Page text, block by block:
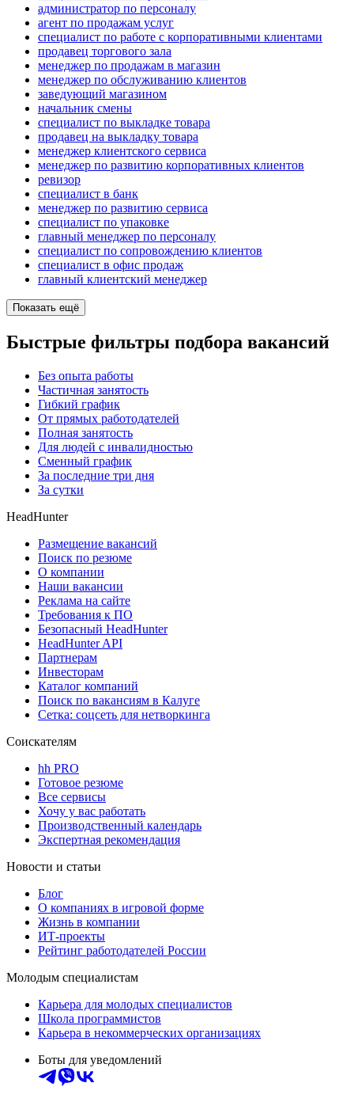
администратор по персоналу
агент по продажам услуг
специалист по работе с корпоративными клиентами
продавец торгового зала
менеджер по продажам в магазин
менеджер по обслуживанию клиентов
заведующий магазином
начальник смены
специалист по выкладке товара
продавец на выкладку товара
менеджер клиентского сервиса
менеджер по развитию корпоративных клиентов
ревизор
специалист в банк
менеджер по развитию сервиса
специалист по упаковке
главный менеджер по персоналу
специалист по сопровождению клиентов
специалист в офис продаж
главный клиентский менеджер
Показать ещё
Быстрые фильтры подбора вакансий
Без опыта работы
Частичная занятость
Гибкий график
От прямых работодателей
Полная занятость
Для людей с инвалидностью
Сменный график
За последние три дня
За сутки
HeadHunter
Размещение вакансий
Поиск по резюме
О компании
Наши вакансии
Реклама на сайте
Требования к ПО
Безопасный HeadHunter
HeadHunter API
Партнерам
Инвесторам
Каталог компаний
Поиск по вакансиям в Калуге
Сетка: соцсеть для нетворкинга
Соискателям
hh PRO
Готовое резюме
Все сервисы
Хочу у вас работать
Производственный календарь
Экспертная рекомендация
Новости и статьи
Блог
О компаниях в игровой форме
Жизнь в компании
ИТ-проекты
Рейтинг работодателей России
Молодым специалистам
Карьера для молодых специалистов
Школа программистов
Карьера в некоммерческих организациях
Боты для уведомлений